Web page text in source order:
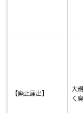
【廃止届出】
大
く